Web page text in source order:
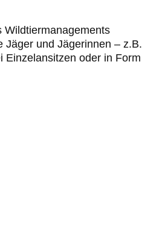
Wildtiermanagements
Jäger und Jägerinnen – z.B.
Einzelansitzen oder in Form